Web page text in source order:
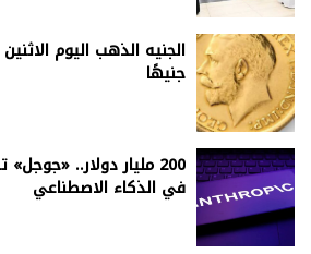
جنيهًا
200 مليار دولار..
في الذكاء الاصطناعي